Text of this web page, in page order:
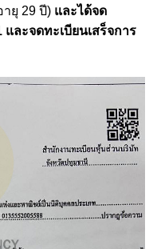
ยุ 29 ปี) และได้จด
และจดทะเบียนเสร็จการ